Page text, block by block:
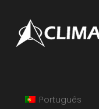
Português